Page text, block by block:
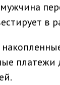
в
платежи